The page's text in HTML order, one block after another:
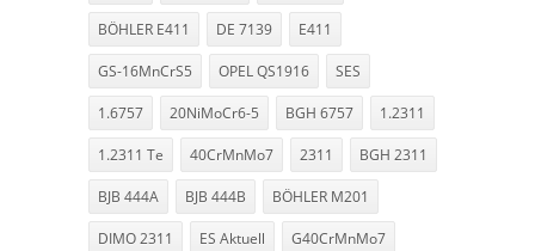
BÖHLER E411 DE 7139 E411
GS-16MnCrS5 OPEL QS1916 SES
1.6757 20NiMoCr6-5 BGH 6757 1.2311
1.2311 Te 40CrMnMo7 2311 BGH 2311
BJB 444A BJB 444B BÖHLER M201
DIMO 2311 ES Aktuell G40CrMnMo7